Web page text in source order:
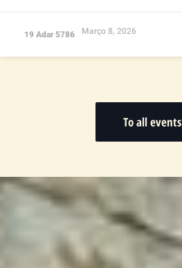
19 Adar 5786 Março 8, 2026
To all events